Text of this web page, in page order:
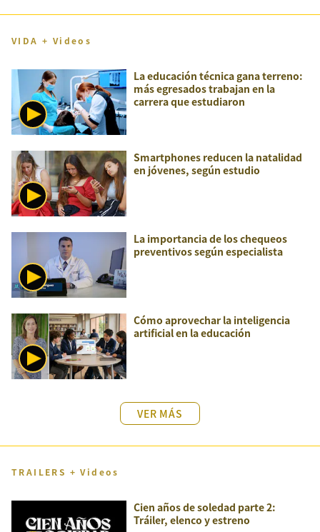
VIDA + Videos
La educación técnica gana terreno:
más egresados trabajan en la
carrera que estudiaron
Smartphones reducen la natalidad
en jóvenes, según estudio
La importancia de los chequeos
preventivos según especialista
Cómo aprovechar la inteligencia
artificial en la educación
VER MÁS
TRAILERS + Videos
Cien años de soledad parte 2:
Tráiler, elenco y estreno